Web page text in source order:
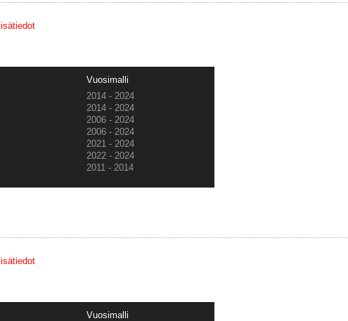
lisätiedot
Vuosimalli
2014 - 2024
2014 - 2024
2006 - 2024
2006 - 2024
2021 - 2024
2022 - 2024
2011 - 2014
lisätiedot
Vuosimalli